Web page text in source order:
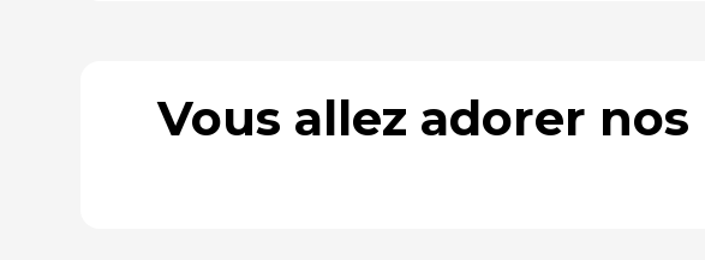
Vous allez adorer nos